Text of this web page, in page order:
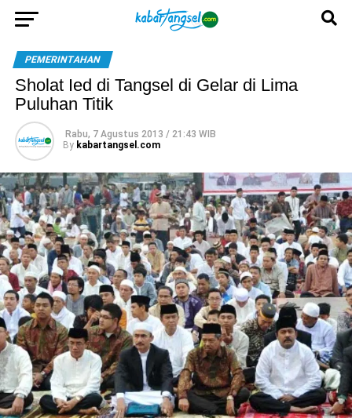
PEMERINTAHAN
Sholat Ied di Tangsel di Gelar di Lima
Puluhan Titik
Rabu, 7 Agustus 2013 / 21:43 WIB
By kabartangsel.com